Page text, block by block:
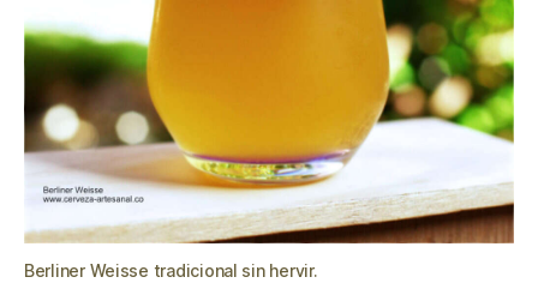
Berliner Weisse tradicional sin hervir.